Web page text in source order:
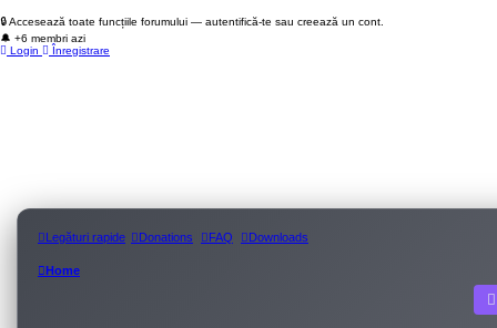
🔒 Accesează toate funcțiile forumului — autentifică-te sau creează un cont.
🔔 +6 membri azi
Login
Înregistrare
Legături rapide Donations FAQ Downloads
Home